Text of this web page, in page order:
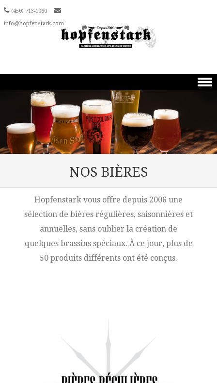
(450) 713-1060
info@hopfenstark.com
Skip to content
NOS BIÈRES
Hopfenstark vous offre depuis 2006 une
sélection de bières régulières, saisonnières et
annuelles, sans oublier la création de
quelques brassins spéciaux. À ce jour, plus de
50 produits différents ont été conçus.